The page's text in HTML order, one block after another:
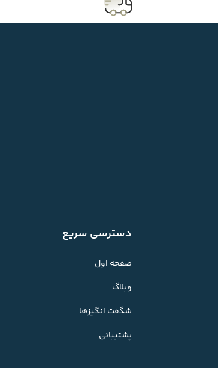
دسترسی سریع
صفحه اول
وبلاگ
شگفت انگیزها
پشتیبانی